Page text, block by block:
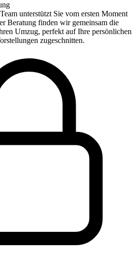
unterstützt Sie vom ersten Moment
Beratung finden wir gemeinsam die
Umzug, perfekt auf Ihre persönlichen
zugeschnitten.